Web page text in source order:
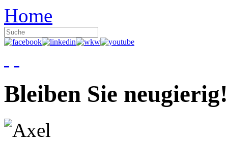
Home
Bleiben Sie neugierig!